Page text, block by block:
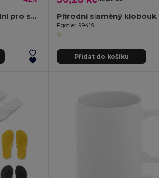
Keramický hrnek ideální pro sublimaci Přírodní slaměný klobouk
Egotier 99419
Přidat do košíku